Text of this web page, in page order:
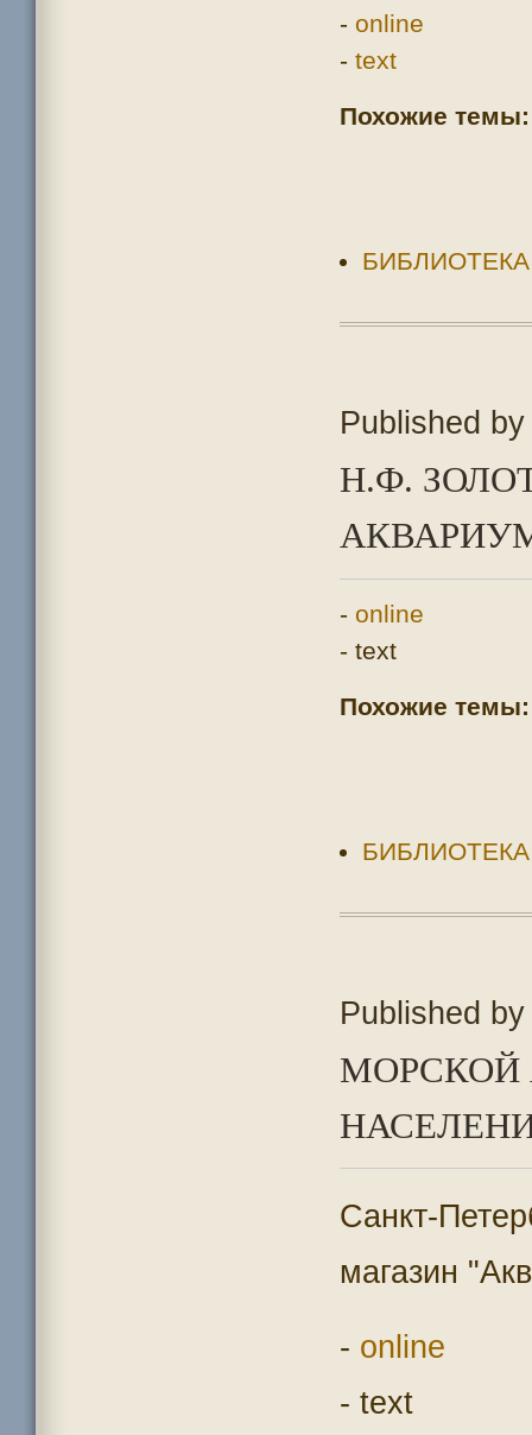
- online
- text
Похожие темы:
БИБЛИОТЕКА
Published
Н.Ф.
- online
- text
Похожие темы:
БИБЛИОТЕКА
Published
МОРСКОЙ
Санкт-
магазин
- online
- text